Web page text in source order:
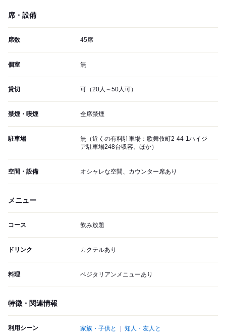
席・設備
席数 45席
個室 無
貸切 可（20人～50人可）
禁煙・喫煙 全席禁煙
駐車場
無（近くの有料駐車場：歌舞伎町2-44-1ハイジ
ア駐車場248台収容、ほか）
空間・設備 オシャレな空間、カウンター席あり
メニュー
コース 飲み放題
ドリンク カクテルあり
料理 ベジタリアンメニューあり
特徴・関連情報
利用シーン 家族・子供と 知人・友人と